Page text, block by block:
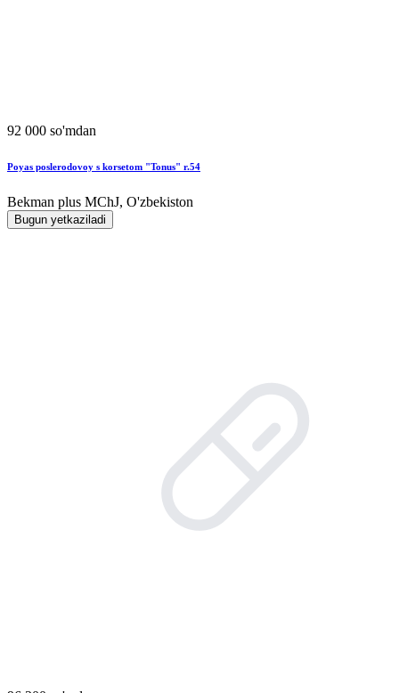
92 000 so'mdan
Poyas poslerodovoy s korsetom "Tonus" r.54
Bekman plus MChJ, O'zbekiston
Bugun yetkaziladi